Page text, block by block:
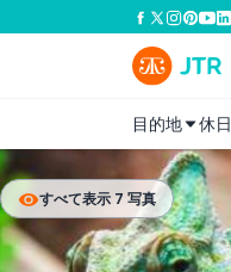
目的地 休日
すべて表示 7 写真